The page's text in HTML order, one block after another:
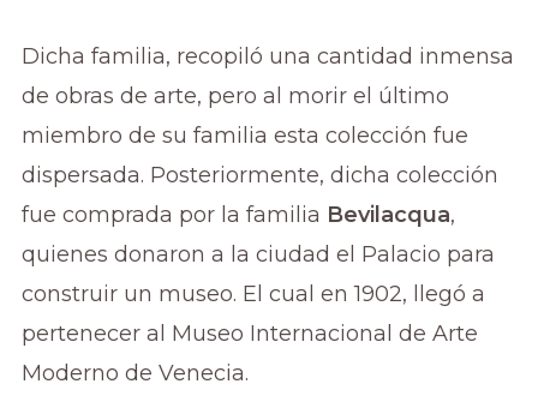
Dicha familia, recopiló una cantidad inmensa
de obras de arte, pero al morir el último
miembro de su familia esta colección fue
dispersada. Posteriormente, dicha colección
fue comprada por la familia Bevilacqua,
quienes donaron a la ciudad el Palacio para
construir un museo. El cual en 1902, llegó a
pertenecer al Museo Internacional de Arte
Moderno de Venecia.